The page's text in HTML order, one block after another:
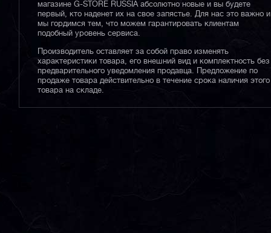
магазине G-STORE RUSSIA абсолютно новые и вы будете
первый, кто наденет их на свое запястье. Для нас это важно и
мы гордимся тем, что можем гарантировать клиентам
подобный уровень сервиса.
Производитель оставляет за собой право изменять
характеристики товара, его внешний вид и комплектность без
предварительного уведомления продавца. Предложение по
продаже товара действительно в течение срока наличия этого
товара на складе.